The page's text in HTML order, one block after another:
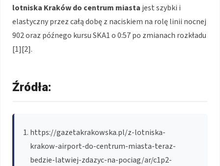
lotniska Kraków do centrum miasta jest szybki i
elastyczny przez całą dobę z naciskiem na rolę linii nocnej
902 oraz późnego kursu SKA1 o 0:57 po zmianach rozkładu
[1][2].
Źródła:
https://gazetakrakowska.pl/z-lotniska-
krakow-airport-do-centrum-miasta-teraz-
bedzie-latwiej-zdazyc-na-pociag/ar/c1p2-